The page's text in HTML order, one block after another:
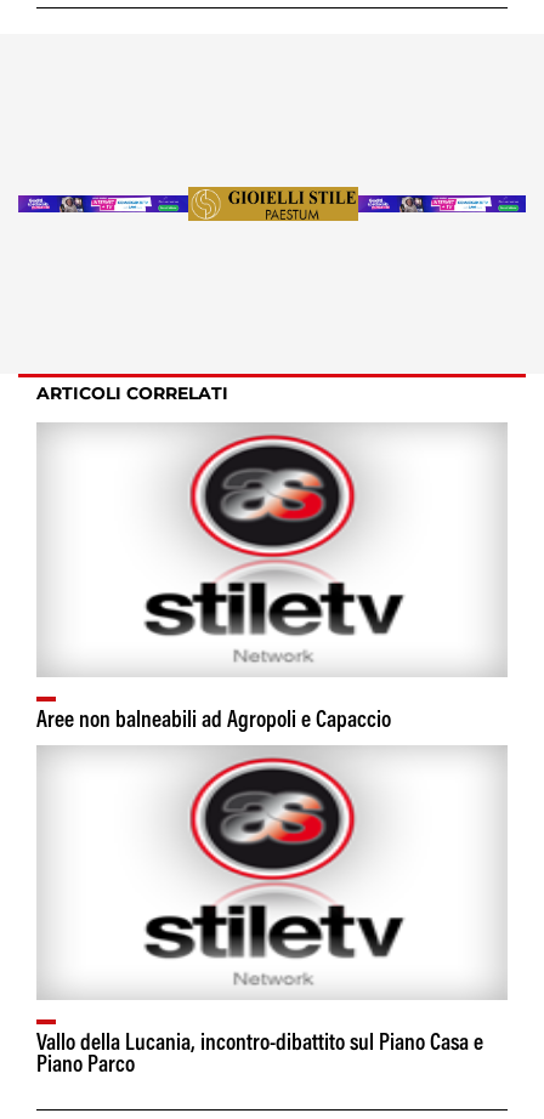
ARTICOLI CORRELATI
Aree non balneabili ad Agropoli e Capaccio
Vallo della Lucania, incontro-dibattito sul Piano Casa e
Piano Parco